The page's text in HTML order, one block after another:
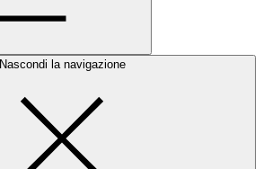
Nascondi la navigazione